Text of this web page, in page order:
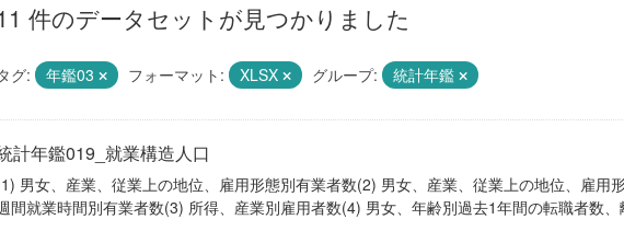
件のデータセットが見つかりました
グ: 年鑑03 フォーマット: XLSX グループ: 統計年鑑
計年鑑019_就業構造人口
男女、産業、従業上の地位、雇用形態別有業者数(2) 男女、産業、従業上の地位、雇用
間就業時間別有業者数(3) 所得、産業別雇用者数(4) 男女、年齢別過去1年間の転職者数、